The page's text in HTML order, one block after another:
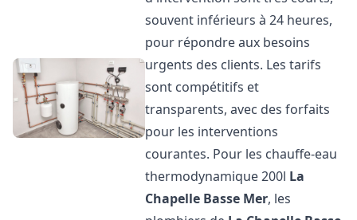
souvent inférieurs à 24 heures,
pour répondre aux besoins
urgents des clients. Les tarifs
sont compétitifs et
transparents, avec des forfaits
pour les interventions
courantes. Pour les chauffe-eau
thermodynamique 200l La
Chapelle Basse Mer, les